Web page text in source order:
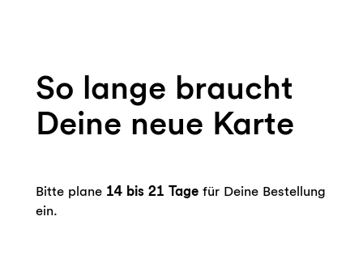
So lange braucht
Deine neue Karte
Bitte plane 14 bis 21 Tagefür Deine Bestellung
ein.